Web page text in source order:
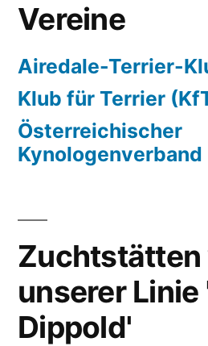
Vereine
Airedale-Terrier-
Klub für Terrier
Österreichischer
Kynologenverband
Zuchtstätten
unserer Linie
Dippold'